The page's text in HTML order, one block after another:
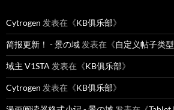
Cytrogen 发表在《KB俱乐部》
简报更新！ - 景の域发表在《自定义帖子类
域主 V1STA发表在《KB俱乐部》
Cytrogen 发表在《KB俱乐部》